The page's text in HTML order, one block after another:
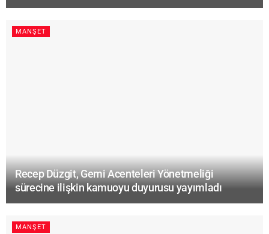
MANŞET
Recep Düzgit, Gemi Acenteleri Yönetmeliği
sürecine ilişkin kamuoyu duyurusu yayımladı
MANŞET